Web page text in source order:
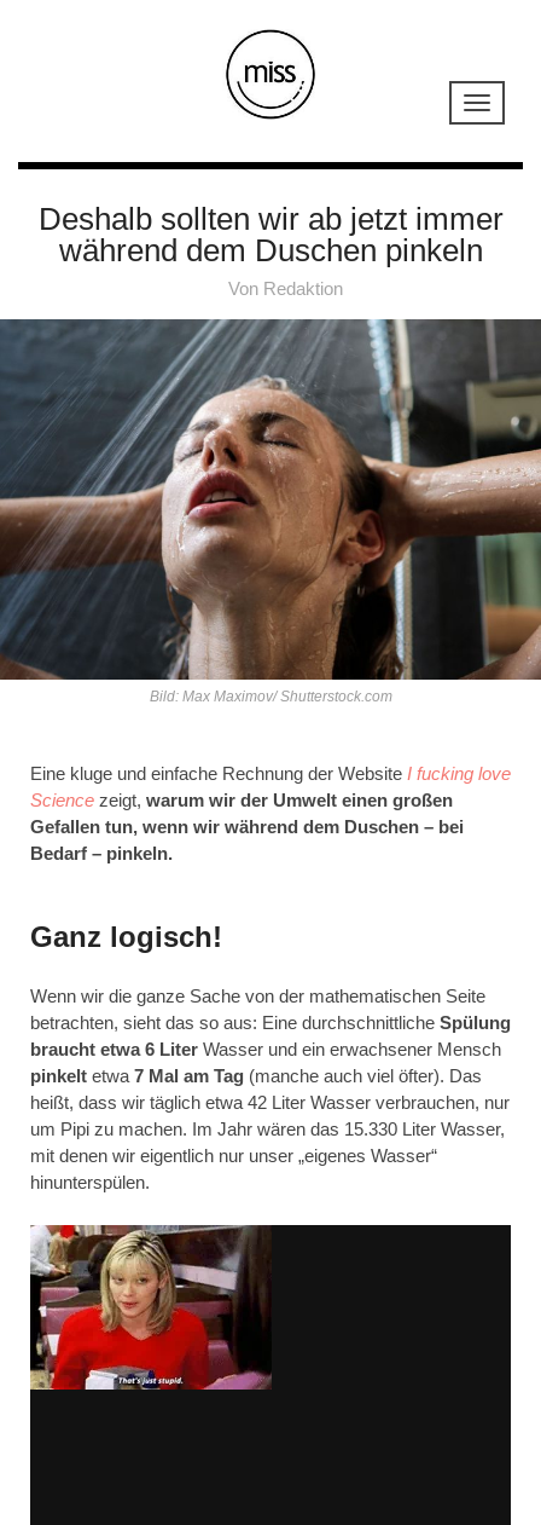
Deshalb sollten wir ab jetzt immer
während dem Duschen pinkeln
Von Redaktion
Bild: Max Maximov/ Shutterstock.com
Eine kluge und einfache Rechnung der Website I fucking love
Science zeigt, warum wir der Umwelt einen großen
Gefallen tun, wenn wir während dem Duschen – bei
Bedarf – pinkeln.
Ganz logisch!
Wenn wir die ganze Sache von der mathematischen Seite
betrachten, sieht das so aus: Eine durchschnittliche Spülung
braucht etwa 6 Liter Wasser und ein erwachsener Mensch
pinkelt etwa 7 Mal am Tag (manche auch viel öfter). Das
heißt, dass wir täglich etwa 42 Liter Wasser verbrauchen, nur
um Pipi zu machen. Im Jahr wären das 15.330 Liter Wasser,
mit denen wir eigentlich nur unser „eigenes Wasser“
hinunterspülen.